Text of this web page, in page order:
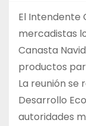
El Intendente
mercadistas
Canasta
productos
La reunión se
Desarrollo
autoridades